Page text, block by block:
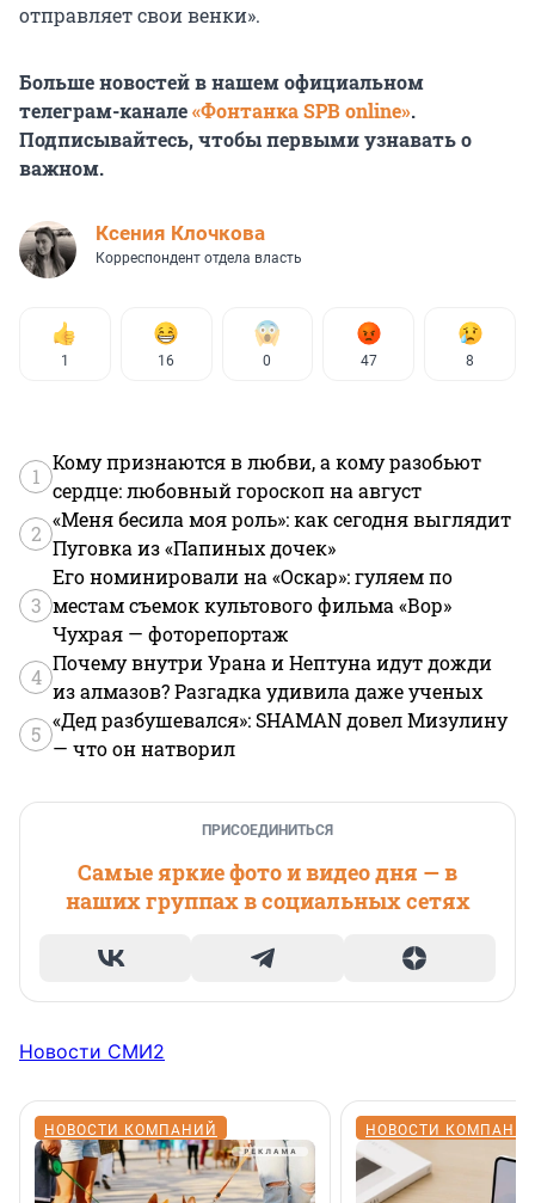
отправляет свои венки».
Больше новостей в нашем официальном
телеграм-канале«Фонтанка SPB online».
Подписывайтесь, чтобы первыми узнавать о
важном.
Ксения Клочкова
Корреспондент отдела власть
1 16 0 47 8
1
Кому признаются в любви, а кому разобьют
сердце: любовный гороскоп на август
2
«Меня бесила моя роль»: как сегодня выглядит
Пуговка из «Папиных дочек»
3
Его номинировали на «Оскар»: гуляем по
местам съемок культового фильма «Вор»
Чухрая — фоторепортаж
4
Почему внутри Урана и Нептуна идут дожди
из алмазов? Разгадка удивила даже ученых
5
«Дед разбушевался»: SHAMAN довел Мизулину
— что он натворил
ПРИСОЕДИНИТЬСЯ
Самые яркие фото и видео дня — в
наших группах в социальных сетях
Новости СМИ2
НОВОСТИ КОМПАНИЙ НОВОСТИ